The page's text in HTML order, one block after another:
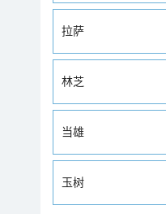
拉萨
林芝
当雄
玉树